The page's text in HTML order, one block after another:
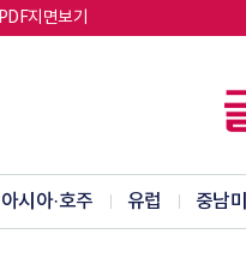
PDF지면보기
아시아·호주 유럽 중남